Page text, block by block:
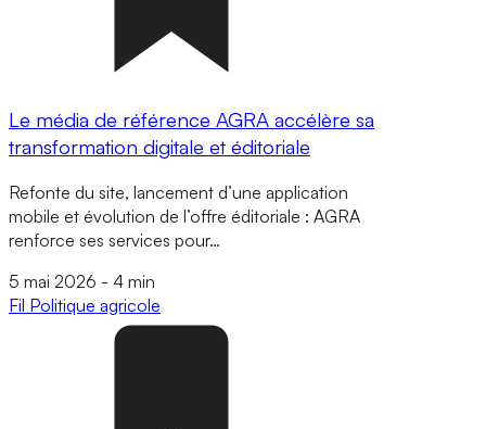
Le média de référence AGRA accélère sa
transformation digitale et éditoriale
Refonte du site, lancement d’une application
mobile et évolution de l’offre éditoriale : AGRA
renforce ses services pour…
5 mai 2026 - 4 min
Fil Politique agricole